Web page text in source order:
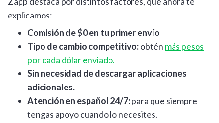
explicamos:
Comisión de $0 en tu primer envío
Tipo de cambio competitivo:obtén más pesos
por cada dólar enviado.
Sin necesidad de descargar aplicaciones
adicionales.
Atención en español 24/7:para que siempre
tengas apoyo cuando lo necesites.